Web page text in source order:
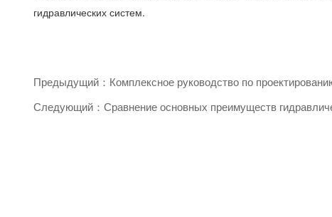
гидравлических систем.
Предыдущий：Комплексное руководство по
Следующий：Сравнение основных преимуществ